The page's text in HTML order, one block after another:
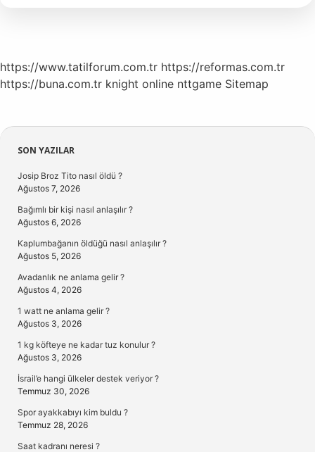
https://www.tatilforum.com.tr https://reformas.com.tr
https://buna.com.tr knight online nttgame Sitemap
Sidebar
SON YAZILAR
Josip Broz Tito nasıl öldü ?
Ağustos 7, 2026
Bağımlı bir kişi nasıl anlaşılır ?
Ağustos 6, 2026
Kaplumbağanın öldüğü nasıl anlaşılır ?
Ağustos 5, 2026
Avadanlık ne anlama gelir ?
Ağustos 4, 2026
1 watt ne anlama gelir ?
Ağustos 3, 2026
1 kg köfteye ne kadar tuz konulur ?
Ağustos 3, 2026
İsrail’e hangi ülkeler destek veriyor ?
Temmuz 30, 2026
Spor ayakkabıyı kim buldu ?
Temmuz 28, 2026
Saat kadranı neresi ?